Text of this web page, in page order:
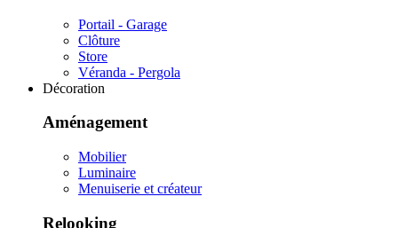
Portail - Garage
Clôture
Store
Véranda - Pergola
Décoration
Aménagement
Mobilier
Luminaire
Menuiserie et créateur
Relooking